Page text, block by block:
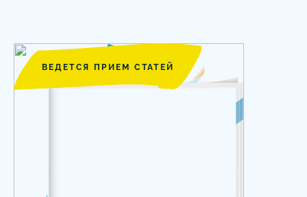
ВЕДЕТСЯ ПРИЕМ СТАТЕЙ